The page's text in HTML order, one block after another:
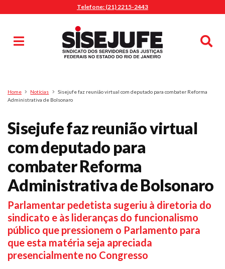
Telefone: (21) 2215-2443
Pesquisa
Home Notícias
Sisejufe faz reunião virtual com deputado para combater Reforma
Administrativa de Bolsonaro
Sisejufe faz reunião virtual
com deputado para
combater Reforma
Administrativa de Bolsonaro
Parlamentar pedetista sugeriu à diretoria do
sindicato e às lideranças do funcionalismo
público que pressionem o Parlamento para
que esta matéria seja apreciada
presencialmente no Congresso
MENU
Sindicalize-se
Jurídico
O Sindicato
Agenda
Casa do Alto
Sede Campestre
Nossos Convênios
Gympass Wellhub
Seguro Auto
Plano de Saúde
Assistência Funeral
Pós-graduação